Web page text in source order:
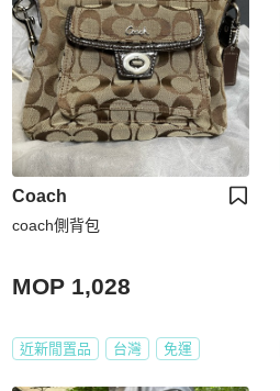
Coach
coach側背包
MOP 1,028
近新閒置品 台灣 免運